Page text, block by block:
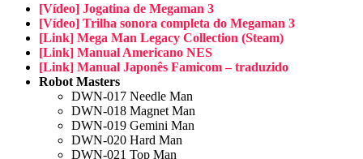
[Vídeo] Jogatina de Megaman 3
[Vídeo] Trilha sonora completa do Megaman 3
[Link] Mega Man Legacy Collection (Steam)
[Link] Manual Americano NES
[Link] Manual Japonês Famicom – traduzido
Robot Masters
DWN-017 Needle Man
DWN-018 Magnet Man
DWN-019 Gemini Man
DWN-020 Hard Man
DWN-021 Top Man